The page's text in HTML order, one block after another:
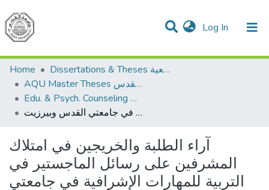
Log In (current)
Communities & Collections
All of DSpace
Home
Dissertations & Theses الرسائل الجامعية
AQU Master Theses الرسائل الجامعية الخاصة بجامعة القدس
Edu. & Psych. Counseling الإرشاد النفسي والتربوي
آراء الطلبة والخريجين في امتلاك المشرفين على رسائل الماجستير في التربية للمهارات الإشرافية في جامعتي القدس وبيرزيت.
آراء الطلبة والخريجين في امتلاك
المشرفين على رسائل الماجستير في
التربية للمهارات الإشرافية في جامعتي